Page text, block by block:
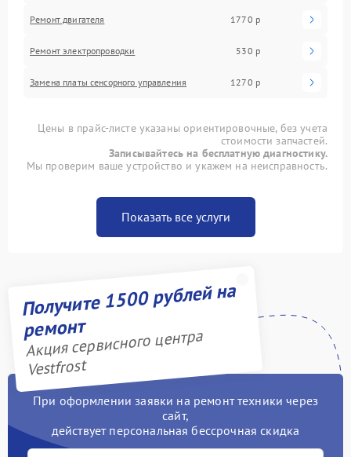
Ремонт двигателя 1770 р
Ремонт электропроводки 530 р
Замена платы сенсорного управления 1270 р
Цены в прайс-листе указаны ориентировочные, без учета
стоимости запчастей.
Записывайтесь на бесплатную диагностику.
Мы проверим ваше устройство и укажем на неисправность.
Показать все услуги
Получите 1500 рублей на
ремонт
Акция сервисного центра
Vestfrost
При оформлении заявки на ремонт техники через
сайт,
действует персональная бессрочная скидка